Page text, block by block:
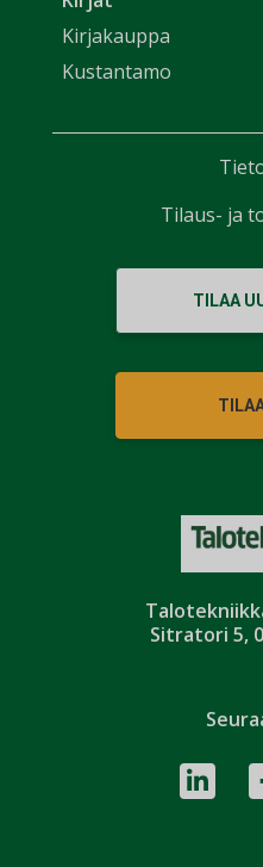
Sitratori 5,
Kirjakauppa
Kustantamo
TILAA
Tilaus- ja